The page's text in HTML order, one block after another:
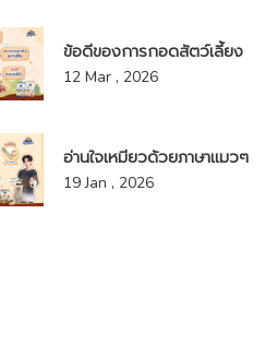
ข้อดีของการกอดสัตว์เลี้ยง
12 Mar , 2026
อ่านใจเหมียวด้วยภาษาแมวๆ
19 Jan , 2026